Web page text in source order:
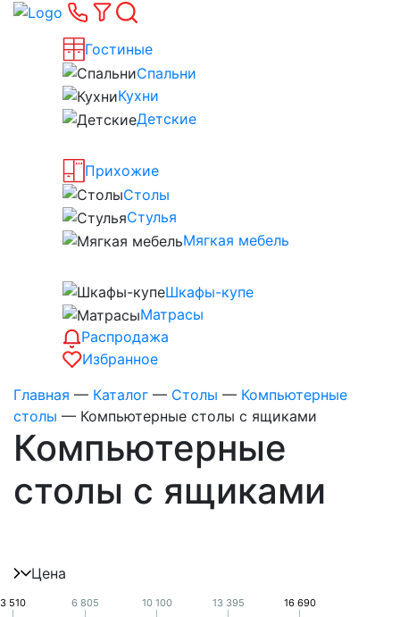
Гостиные
Спальни
Кухни
Детские
Прихожие
Столы
Стулья
Мягкая мебель
Шкафы-купе
Матрасы
Распродажа
Избранное
Главная — Каталог — Столы — Компьютерные
столы — Компьютерные столы с ящиками
Компьютерные
столы с ящиками
Цена
3 510 6 805 10 100 13 395 16 690